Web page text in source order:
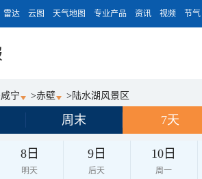
雷达 云图 天气地图 专业产品 资讯 视频 节气
咸宁 >赤壁 > 陆水湖风景区
周末 7天
8日
明天
9日
后天
10日
周一